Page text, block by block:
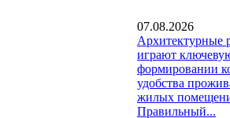
07.08.2026
Архитектурные
играют
формировании
удобства
жилых
Правильный...